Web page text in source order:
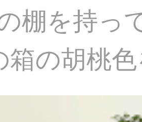
棚を持っ
の胡桃色